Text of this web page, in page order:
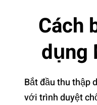
Cách
dụng
Bắt đầu thu thập
với trình duyệt